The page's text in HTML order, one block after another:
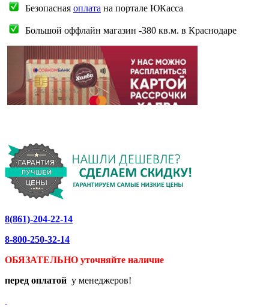
Безопасная оплата на портале ЮКасса
Большой оффлайн магазин -380 кв.м. в Краснодаре
8(861)-204-22-14
8-800-250-32-14
ОБЯЗАТЕЛЬНО уточняйте наличие
перед оплатой у менеджеров!